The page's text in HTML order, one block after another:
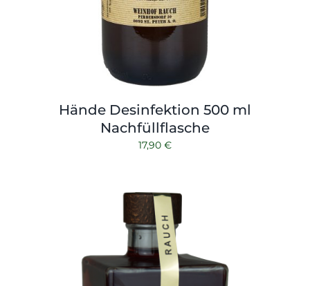
Hände Desinfektion 500 ml
Nachfüllflasche
17,90 €